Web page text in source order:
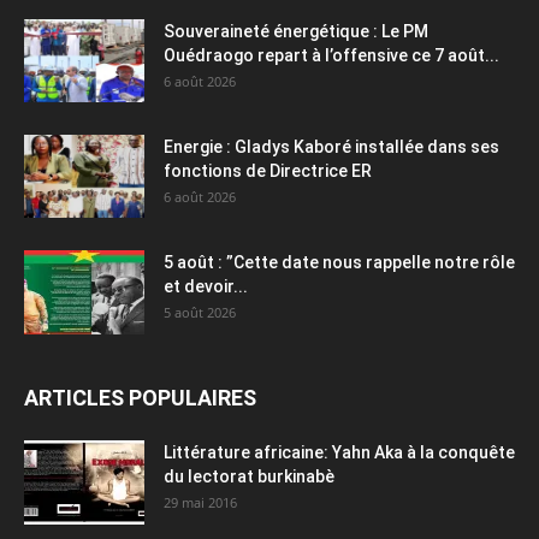
Souveraineté énergétique : Le PM
Ouédraogo repart à l’offensive ce 7 août...
6 août 2026
Energie : Gladys Kaboré installée dans ses
fonctions de Directrice ER
6 août 2026
5 août : ”Cette date nous rappelle notre rôle
et devoir...
5 août 2026
ARTICLES POPULAIRES
Littérature africaine: Yahn Aka à la conquête
du lectorat burkinabè
29 mai 2016